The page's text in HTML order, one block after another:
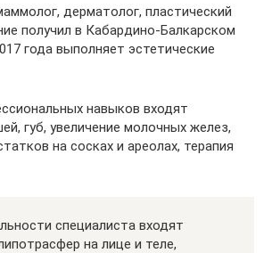
дерматолог, пластический
получил в Кабардино-Балкарском
года выполняет эстетические
навыков входят
губ, увеличение молочных желез,
на сосках и ареолах, терапия
специалиста входят
на лице и теле,